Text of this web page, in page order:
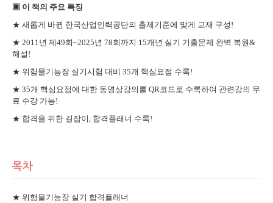
▣ 이 책의 주요 특징
★ 새롭게 바뀐 한국산업인력공단의 출제기준에 맞게 교재 구성!
★ 2011년 제49회~2025년 78회까지 15개년 실기 기출문제 완벽 복원&
해설!
★ 위험물기능장 실기시험 대비 35개 핵심요점 수록!
★ 35개 핵심요점에 대한 동영상강의를 QR코드로 수록하여 관련강의 무
료 수강 가능!
★ 합격을 위한 길잡이, 합격플래너 수록!
목차
★ 위험물기능장 실기 합격플래너